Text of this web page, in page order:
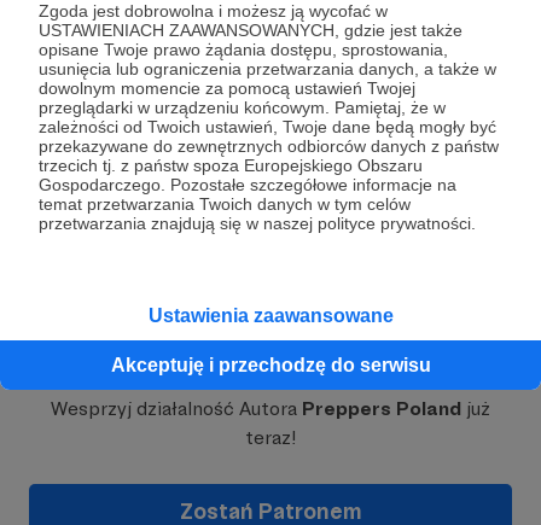
Zgoda jest dobrowolna i możesz ją wycofać w
USTAWIENIACH ZAAWANSOWANYCH, gdzie jest także
opisane Twoje prawo żądania dostępu, sprostowania,
usunięcia lub ograniczenia przetwarzania danych, a także w
dowolnym momencie za pomocą ustawień Twojej
przeglądarki w urządzeniu końcowym. Pamiętaj, że w
zależności od Twoich ustawień, Twoje dane będą mogły być
przekazywane do zewnętrznych odbiorców danych z państw
trzecich tj. z państw spoza Europejskiego Obszaru
Gospodarczego. Pozostałe szczegółowe informacje na
temat przetwarzania Twoich danych w tym celów
przetwarzania znajdują się w naszej polityce prywatności.
Ustawienia zaawansowane
Akceptuję i przechodzę do serwisu
na sponsorów – możesz mnie wesprzeć na
Patronite. Każda złotówka pomaga mi rozwijać
ten projekt, tworzyć więcej treści i budować
społeczność ludzi, którzy nie dają się omamić.
Dzięki Twojemu wsparciu będę mógł dostarczać
jeszcze więcej materiałów – analiz, porad, testów
sprzętu, przemyśleń na temat bezpieczeństwa i
niezależności. Tu nie chodzi o lajki i zasięgi.
Niezależność ma swoją cenę. Pomóż mi ją
utrzymać.
Rozwiń opis
Dołącz do grona Patronów!
Wesprzyj działalność Autora Preppers Poland już
teraz!
Zostań Patronem